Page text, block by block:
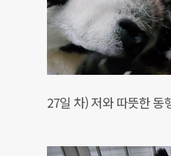
27일 차) 저와 따뜻한 동